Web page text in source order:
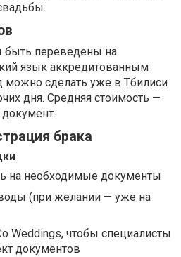
переведены на
язык аккредитованным
можно сделать уже в Тбилиси
дня. Средняя стоимость —
брака
на необходимые документы
(при желании — уже на
Weddings, чтобы специалисты
документов